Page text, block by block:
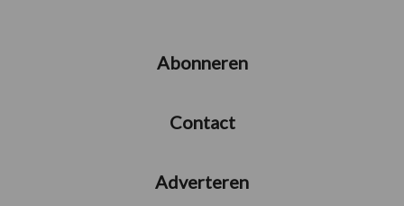
Abonneren
Contact
Adverteren